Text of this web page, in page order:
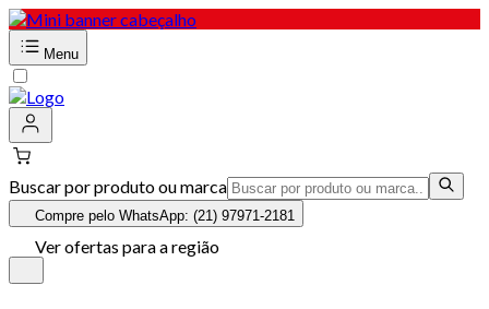
Menu
Buscar por produto ou marca
Compre pelo WhatsApp: (21) 97971-2181
Ver ofertas para a região